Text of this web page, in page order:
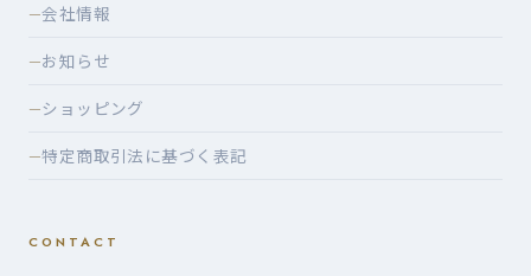
—会社情報
—お知らせ
—ショッピング
—特定商取引法に基づく表記
CONTACT